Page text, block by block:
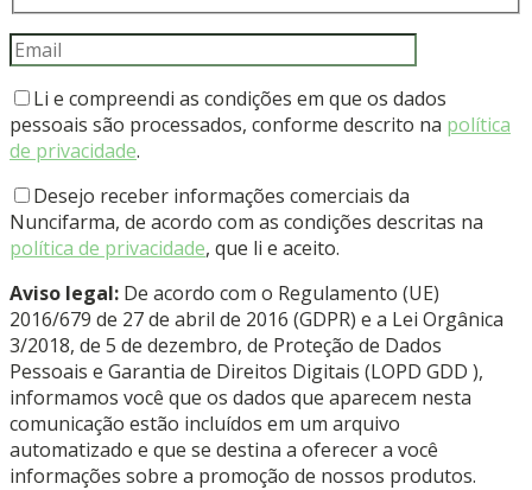
Li e compreendi as condições em que os dados
pessoais são processados, conforme descrito na política
de privacidade.
Desejo receber informações comerciais da
Nuncifarma, de acordo com as condições descritas na
política de privacidade, que li e aceito.
Aviso legal: De acordo com o Regulamento (UE)
2016/679 de 27 de abril de 2016 (GDPR) e a Lei Orgânica
3/2018, de 5 de dezembro, de Proteção de Dados
Pessoais e Garantia de Direitos Digitais (LOPD GDD ),
informamos você que os dados que aparecem nesta
comunicação estão incluídos em um arquivo
automatizado e que se destina a oferecer a você
informações sobre a promoção de nossos produtos.